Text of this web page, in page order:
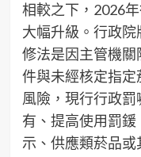
相較之下，2026
大幅升級。行政
修法是因主管機
件與未經核定指
風險，現行行政
有、提高使用罰
示、供應類菸品或